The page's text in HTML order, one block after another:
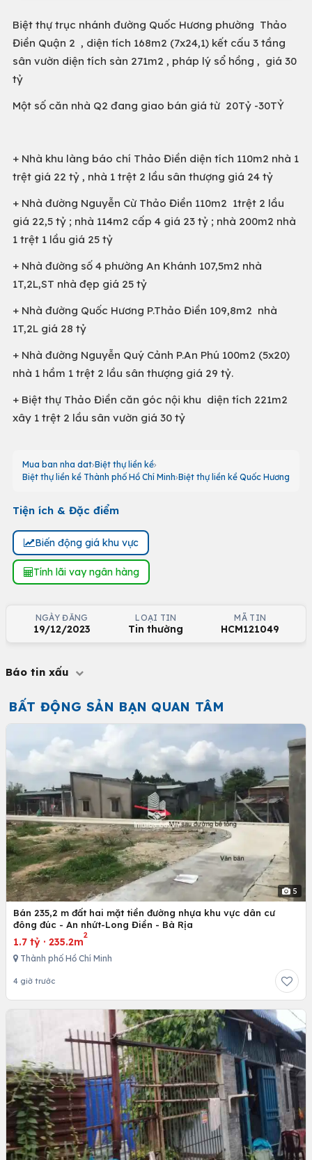
Biệt thự trục nhánh đường Quốc Hương phường Thảo
Điền Quận 2 , diện tích 168m2 (7x24,1) kết cấu 3 tầng
sân vườn diện tích sàn 271m2 , pháp lý sổ hồng , giá 30
tỷ
Một số căn nhà Q2 đang giao bán giá từ 20Tỷ -30TỶ
+ Nhà khu làng báo chí Thảo Điền diện tích 110m2 nhà 1
trệt giá 22 tỷ , nhà 1 trệt 2 lầu sân thượng giá 24 tỷ
+ Nhà đường Nguyễn Cừ Thảo Điền 110m2 1trệt 2 lầu
giá 22,5 tỷ ; nhà 114m2 cấp 4 giá 23 tỷ ; nhà 200m2 nhà
1 trệt 1 lầu giá 25 tỷ
+ Nhà đường số 4 phường An Khánh 107,5m2 nhà
1T,2L,ST nhà đẹp giá 25 tỷ
+ Nhà đường Quốc Hương P.Thảo Điền 109,8m2 nhà
1T,2L giá 28 tỷ
+ Nhà đường Nguyễn Quý Cảnh P.An Phú 100m2 (5x20)
nhà 1 hầm 1 trệt 2 lầu sân thượng giá 29 tỷ.
+ Biệt thự Thảo Điền căn góc nội khu diện tích 221m2
xây 1 trệt 2 lầu sân vườn giá 30 tỷ
Mua ban nha dat Biệt thự liền kề
Biệt thự liền kề Thành phố Hồ Chí Minh Biệt thự liền kề Quốc Hương
Tiện ích & Đặc điểm
Biến động giá khu vực
Tính lãi vay ngân hàng
NGÀY ĐĂNG
19/12/2023
LOẠI TIN
Tin thường
MÃ TIN
HCM121049
Báo tin xấu
BẤT ĐỘNG SẢN BẠN QUAN TÂM
5
Bán 235,2 m đất hai mặt tiền đường nhựa khu vực dân cư
đông đúc - An nhứt-Long Điền - Bà Rịa
1.7 tỷ · 235.2m
2
Thành phố Hồ Chí Minh
4 giờ trước